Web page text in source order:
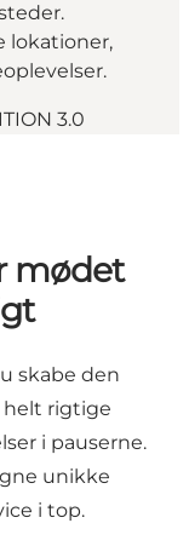
lokationer,
3.0
mødet
skabe den
rigtige
i pauserne.
unikke
i top.